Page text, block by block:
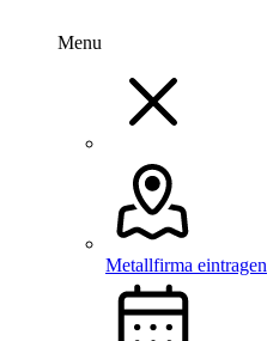
Menu
Metallfirma eintragen